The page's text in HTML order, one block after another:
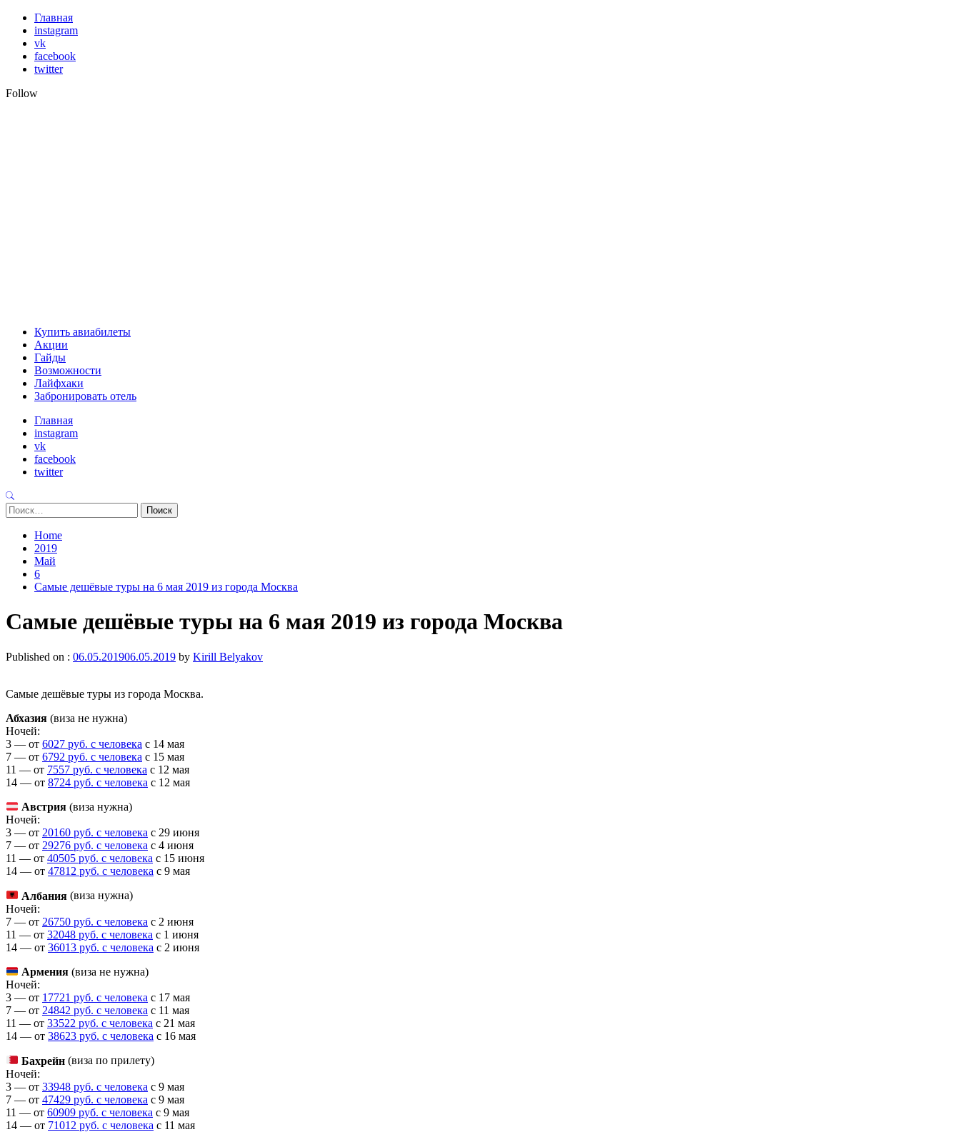
Skip
content
Главная
instagram
vk
facebook
twitter
Follow
Primary
Menu
Купить авиабилеты
Акции
Гайды
Возможности
Лайфхаки
Забронировать отель
Главная
instagram
vk
facebook
twitter
Найти:
Home
2019
Май
6
Самые дешёвые туры на 6 мая 2019 из города Москва
Самые дешёвые туры на 6 мая 2019 из города Москва
Published on : 06.05.201906.05.2019 by Kirill Belyakov
Самые дешёвые туры из города Москва.
Абхазия (виза не нужна)
Ночей:
3 — от 6027 руб. с человека c 14 мая
7 — от 6792 руб. с человека c 15 мая
11 — от 7557 руб. с человека c 12 мая
14 — от 8724 руб. с человека c 12 мая
Австрия (виза нужна)
Ночей:
3 — от 20160 руб. с человека c 29 июня
7 — от 29276 руб. с человека c 4 июня
11 — от 40505 руб. с человека c 15 июня
14 — от 47812 руб. с человека c 9 мая
Албания (виза нужна)
Ночей:
7 — от 26750 руб. с человека c 2 июня
11 — от 32048 руб. с человека c 1 июня
14 — от 36013 руб. с человека c 2 июня
Армения (виза не нужна)
Ночей:
3 — от 17721 руб. с человека c 17 мая
7 — от 24842 руб. с человека c 11 мая
11 — от 33522 руб. с человека c 21 мая
14 — от 38623 руб. с человека c 16 мая
Бахрейн (виза по прилету)
Ночей:
3 — от 33948 руб. с человека c 9 мая
7 — от 47429 руб. с человека c 9 мая
11 — от 60909 руб. с человека c 9 мая
14 — от 71012 руб. с человека c 11 мая